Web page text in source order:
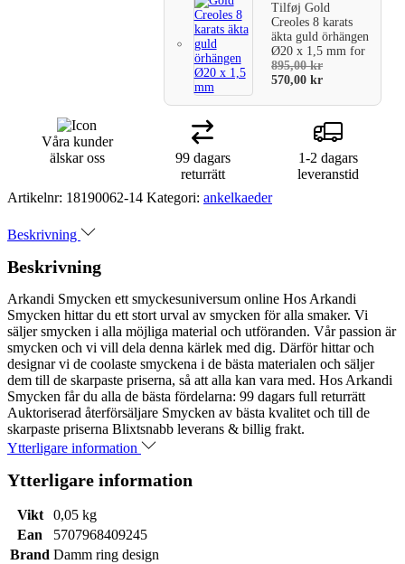
TilføjGold
Creoles 8 karats
äkta guld örhängen
Ø20 x 1,5 mmfor
895,00kr
570,00kr
Våra kunder
älskar oss
99 dagars
returrätt
1-2 dagars
leveranstid
Artikelnr: 18190062-14 Kategori: ankelkaeder
Beskrivning
Beskrivning
Arkandi Smycken ett smyckesuniversum online Hos Arkandi
Smycken hittar du ett stort urval av smycken för alla smaker. Vi
säljer smycken i alla möjliga material och utföranden. Vår passion är
smycken och vi vill dela denna kärlek med dig. Därför hittar och
designar vi de coolaste smyckena i de bästa materialen och säljer
dem till de skarpaste priserna, så att alla kan vara med. Hos Arkandi
Smycken får du alla de bästa fördelarna: 99 dagars full returrätt
Auktoriserad återförsäljare Smycken av bästa kvalitet och till de
skarpaste priserna Blixtsnabb leverans & billig frakt.
Ytterligare information
Ytterligare information
Vikt
0,05 kg
Ean
5707968409245
Brand Damm ring design